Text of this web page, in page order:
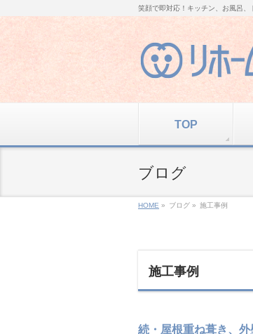
笑顔で即対応！キッチン、お風呂、
TOP
ブログ
HOME » ブログ » 施工事例
施工事例
続・屋根重ね葺き、